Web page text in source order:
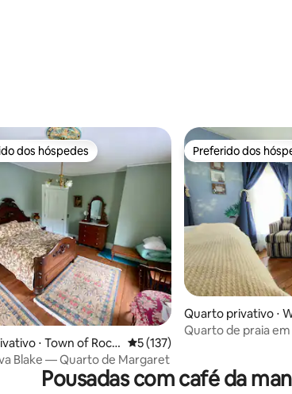
de 5, 328 avaliações
preferidos dos hóspedes
dos hóspedes
⋅ Town of Rocki 5 de uma avaliação média de 5,
5 (137)
Blake — Quarto de Margaret
Preferido dos
Preferido dos
Quarto privativo ⋅
eld
Quarto de praia
Pousadas com café da